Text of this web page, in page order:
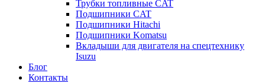
Трубки топливные CAT
Подшипники CAT
Подшипники Hitachi
Подшипники Komatsu
Вкладыши для двигателя на спецтехнику
Isuzu
Блог
Контакты